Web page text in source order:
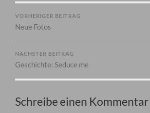
VORHERIGER BEITRAG
Neue Fotos
NÄCHSTER BEITRAG
Geschichte: Seduce me
Schreibe einen Kommentar